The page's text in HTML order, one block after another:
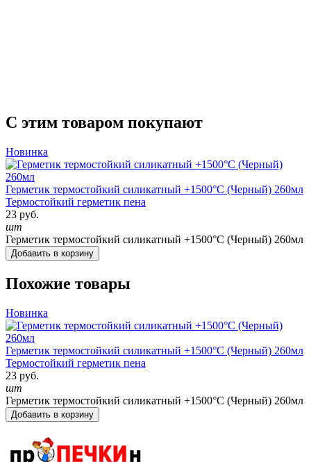
С этим товаром покупают
Новинка
Герметик термостойкий силикатный +1500°С (Черный) 260мл
Термостойкий герметик пена
23 руб.
шт
Герметик термостойкий силикатный +1500°С (Черный) 260мл
Добавить в корзину
Похожие товары
Новинка
Герметик термостойкий силикатный +1500°С (Черный) 260мл
Термостойкий герметик пена
23 руб.
шт
Герметик термостойкий силикатный +1500°С (Черный) 260мл
Добавить в корзину